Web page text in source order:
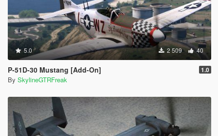
5.0 2 509 40
P-51D-30 Mustang [Add-On] 1.0
By SkylineGTRFreak